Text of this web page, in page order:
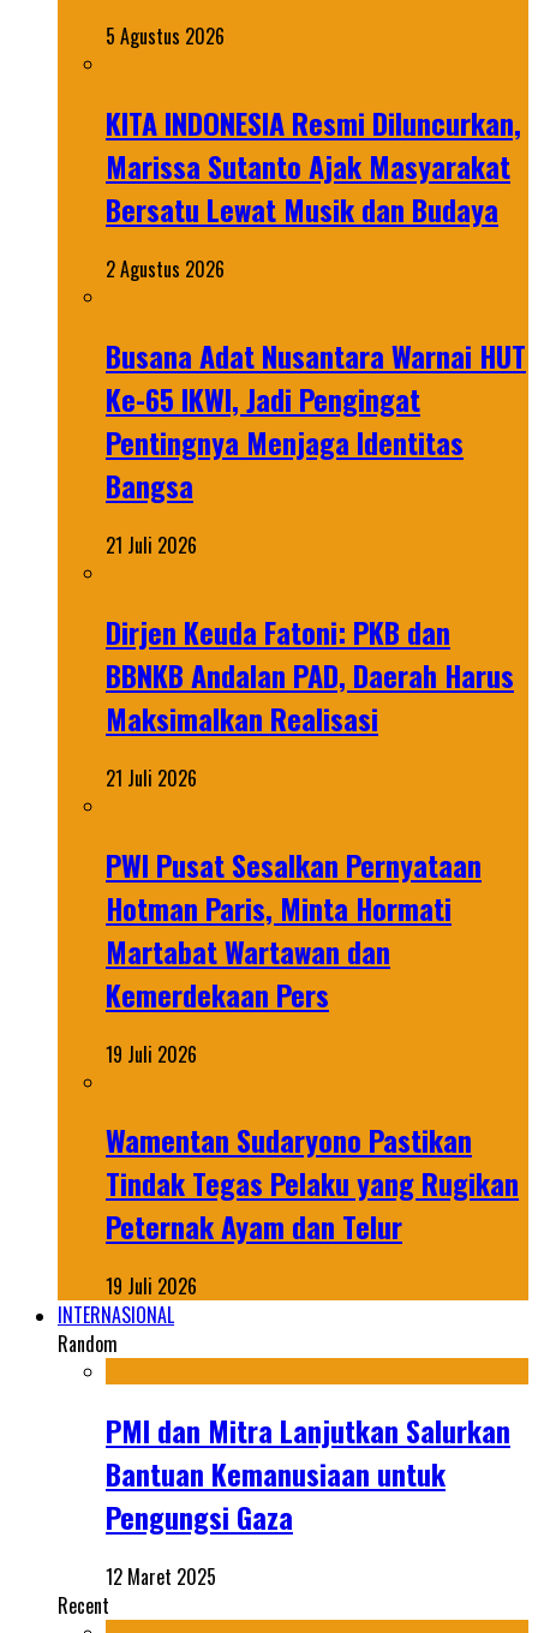
5 Agustus 2026
KITA INDONESIA Resmi Diluncurkan,
Marissa Sutanto Ajak Masyarakat
Bersatu Lewat Musik dan Budaya
2 Agustus 2026
Busana Adat Nusantara Warnai HUT
Ke-65 IKWI, Jadi Pengingat
Pentingnya Menjaga Identitas
Bangsa
21 Juli 2026
Dirjen Keuda Fatoni: PKB dan
BBNKB Andalan PAD, Daerah Harus
Maksimalkan Realisasi
21 Juli 2026
PWI Pusat Sesalkan Pernyataan
Hotman Paris, Minta Hormati
Martabat Wartawan dan
Kemerdekaan Pers
19 Juli 2026
Wamentan Sudaryono Pastikan
Tindak Tegas Pelaku yang Rugikan
Peternak Ayam dan Telur
19 Juli 2026
INTERNASIONAL
Random
PMI dan Mitra Lanjutkan Salurkan
Bantuan Kemanusiaan untuk
Pengungsi Gaza
12 Maret 2025
Recent